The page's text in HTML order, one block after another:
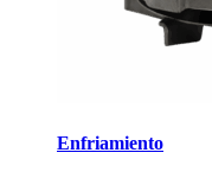
Enfriamiento